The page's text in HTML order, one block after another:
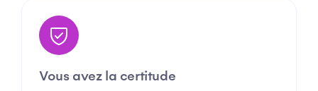
Vous avez la certitude